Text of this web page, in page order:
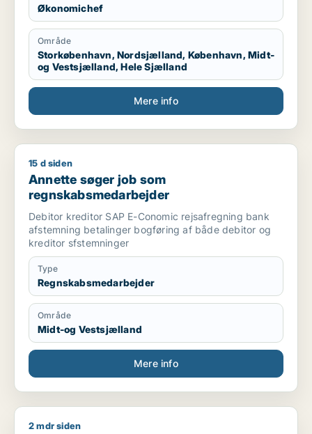
Økonomichef
Område
Storkøbenhavn, Nordsjælland, København, Midt-
og Vestsjælland, Hele Sjælland
Mere info
Annette søger job som regnskabsmedarbejder
15 d siden
Annette søger job som
regnskabsmedarbejder
Debitor kreditor SAP E-Conomic rejsafregning bank
afstemning betalinger bogføring af både debitor og
kreditor sfstemninger
Type
Regnskabsmedarbejder
Område
Midt-og Vestsjælland
Mere info
Jeg søger job som jurist / regnskabsmedarbejder / revisor
2 mdr siden